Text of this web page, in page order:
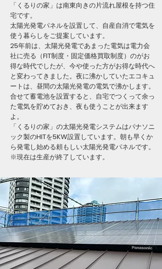
「くるりの家」は南東向きの片流れ屋根を持つ住
宅です。
太陽光発電パネルを設置して、自産自消で電気を
使う暮らしをご提案しています。
25年前は、太陽光発電であまった電気は電力会
社に売る（FIT制度・固定価格買取制度）のがお
得な時代でしたが、今や使った方がお得な時代へ
と変わってきました。夜に沸かしていたエコキュ
ートは、昼間の太陽光発電の電気で沸かします。
合せて蓄電池を設置すると、自宅でつくって余っ
た電気を貯めておき、夜も使うことが出来ます
よ。
「くるりの家」の太陽光発電システムはパナソニ
ック製のHITを5KW設置しています。朝も早くか
ら発電し始める頼もしい太陽光発電パネルです。
※現在は生産が終了しています。